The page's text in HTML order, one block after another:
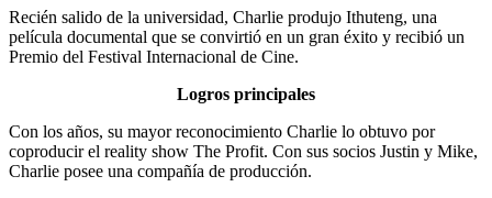
Recién salido de la universidad, Charlie produjo Ithuteng, una
película documental que se convirtió en un gran éxito y recibió un
Premio del Festival Internacional de Cine.
Logros principales
Con los años, su mayor reconocimiento Charlie lo obtuvo por
coproducir el reality show The Profit. Con sus socios Justin y Mike,
Charlie posee una compañía de producción.